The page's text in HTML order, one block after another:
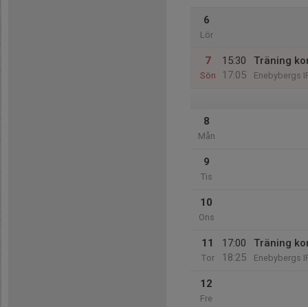
6
Lör
7
Sön
15:30
17:05
Träning
Enebybergs
8
Mån
9
Tis
10
Ons
11
Tor
17:00
18:25
Träning
Enebybergs
12
Fre